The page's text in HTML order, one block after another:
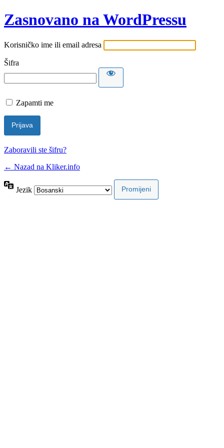
Zasnovano na WordPressu
Korisničko ime ili email adresa
Šifra
Zapamti me
Zaboravili ste šifru?
← Nazad na Kliker.info
Jezik